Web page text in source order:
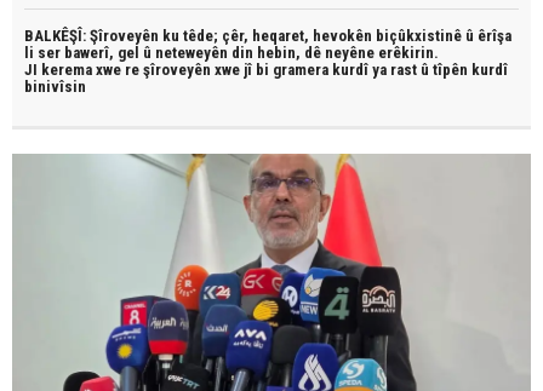
BALKÊŞÎ: Şîroveyên ku têde; çêr, heqaret, hevokên biçûkxistinê û êrîşa
li ser bawerî, gel û neteweyên din hebin, dê neyêne erêkirin.
JI kerema xwe re şîroveyên xwe jî bi gramera kurdî ya rast û tîpên kurdî
binivîsin